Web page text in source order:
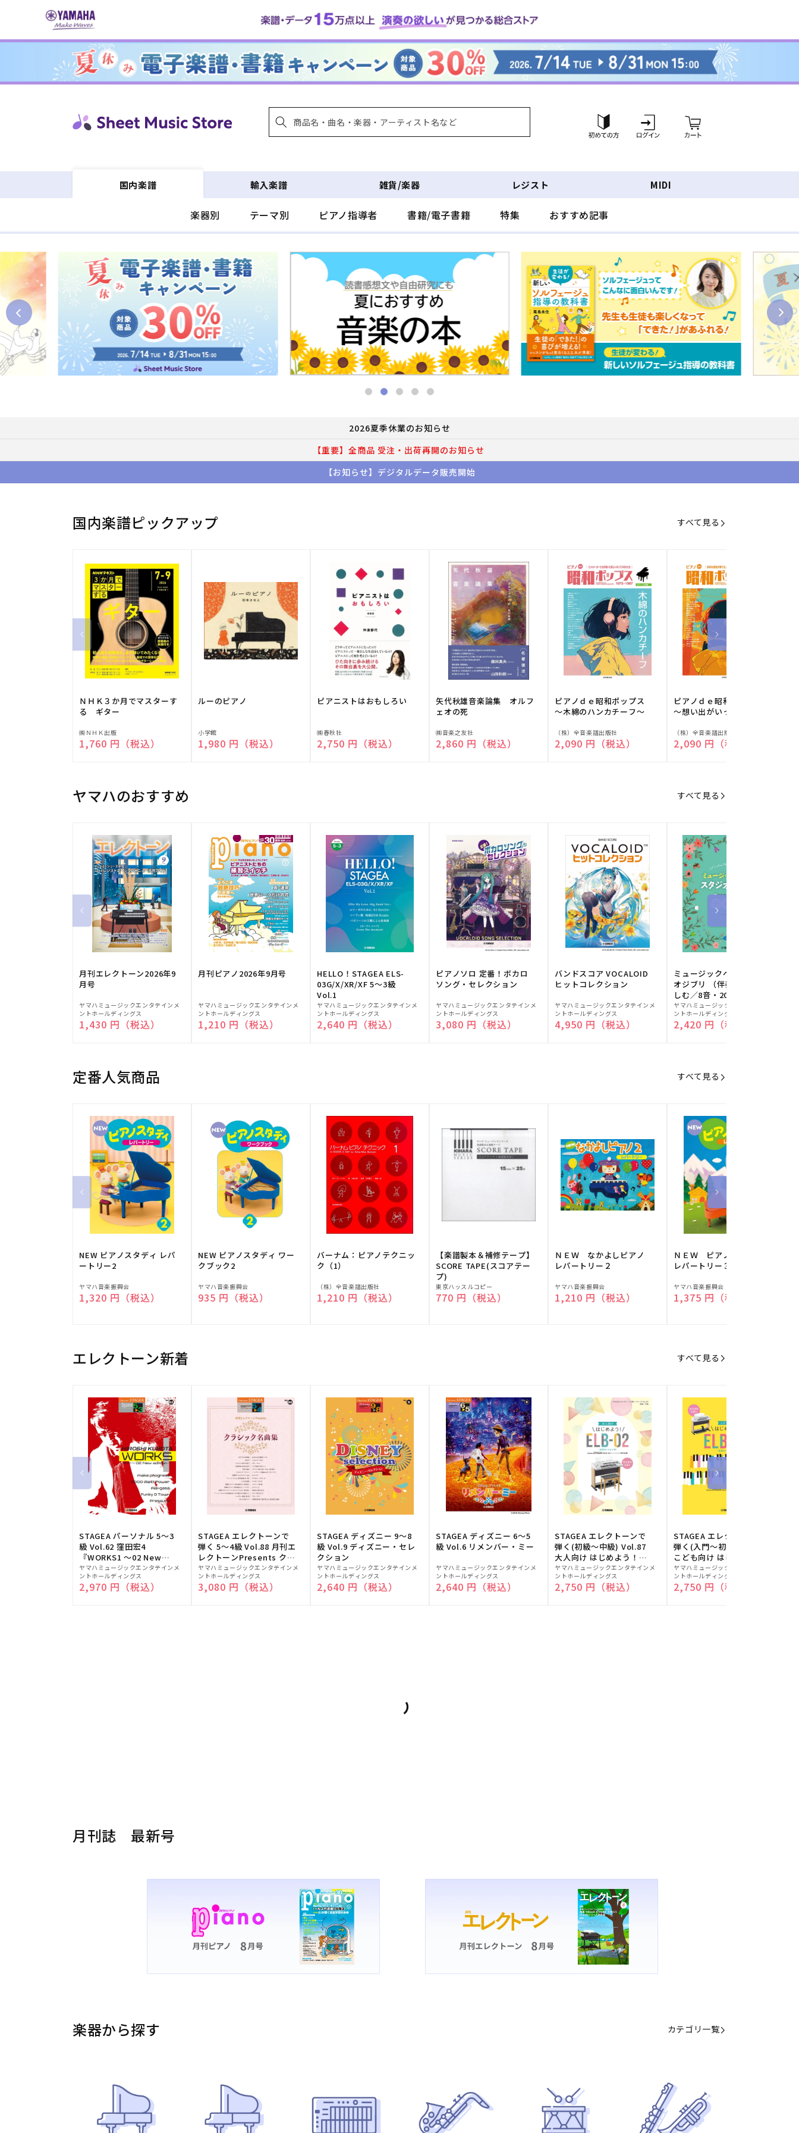
ンツに
グ
イ
ー
ト
国内楽譜
楽器別 テーマ別 ピアノ指導者 書籍/電子書籍 特集 おすすめ記事
輸入楽譜 雑貨/楽器 レジスト MIDI
2026夏季休業のお知らせ
【重要】全商品 受注・出荷再開のお知らせ
【お知らせ】デジタルデータ販売開始
国内楽譜ピックアップ すべて見る
ＮＨＫ３か月でマスターす
る ギター
販
売
㈱ＮＨＫ出版
通常価格
1,760 円（税込）
ルーのピアノ
販
売
小学館
通常価格
1,980 円（税込）
ピアニストはおもしろい
販
売
㈱春秋社
通常価格
2,750 円（税込）
矢代秋雄音楽論集 オルフ
ェオの死
販
売
㈱音楽之友社
通常価格
2,860 円（税込）
ピアノｄｅ昭和ポップス
～木綿のハンカチーフ～
販
売
（株）全音楽譜出版社
通常価格
2,090 円（税込）
ピアノｄｅ昭和ポップス
～想い出がいっぱい～
販
売
（株）全音楽譜出版社
通常価格
2,090 円（税込）
ヤマハのおすすめ すべて見る
月刊エレクトーン2026年9
月号
販
売
元:
ヤマハミュージックエンタテインメ
ントホールディングス
通常価格
1,430 円（税込）
月刊ピアノ2026年9月号
販
売
元:
ヤマハミュージックエンタテインメ
ントホールディングス
通常価格
1,210 円（税込）
HELLO！STAGEA ELS-
03G/X/XR/XF 5～3級
Vol.1
販
売
元:
ヤマハミュージックエンタテインメ
ントホールディングス
通常価格
2,640 円（税込）
ピアノソロ 定番！ボカロ
ソング・セレクション
販
売
元:
ヤマハミュージックエンタテインメ
ントホールディングス
通常価格
3,080 円（税込）
バンドスコア VOCALOID
ヒットコレクション
販
売
元:
ヤマハミュージックエンタテインメ
ントホールディングス
通常価格
4,950 円（税込）
ミュージックベルでスタジ
オジブリ （伴奏音源と楽
しむ／8音・20音ベル対応
／ドレミふりがな付）
販
売
元:
ヤマハミュージックエンタテインメ
ントホールディングス
通常価格
2,420 円（税込）
定番人気商品 すべて見る
NEW ピアノスタディ レパ
ートリー2
販
売
ヤマハ音楽振興会
通常価格
1,320 円（税込）
NEW ピアノスタディ ワー
クブック2
販
売
ヤマハ音楽振興会
通常価格
935 円（税込）
バーナム：ピアノテクニッ
ク（1）
販
売
（株）全音楽譜出版社
通常価格
1,210 円（税込）
【楽譜製本＆補修テープ】
SCORE TAPE(スコアテー
プ)
販
売
東京ハッスルコピー
通常価格
770 円（税込）
ＮＥＷ なかよしピアノ
レパートリー２
販
売
ヤマハ音楽振興会
通常価格
1,210 円（税込）
ＮＥＷ ピアノスタディ
レパートリー３
販
売
ヤマハ音楽振興会
通常価格
1,375 円（税込）
エレクトーン新着 すべて見る
STAGEA パーソナル 5～3
級 Vol.62 窪田宏4
『WORKS1 ～02 New
edition～』
販
売
元:
ヤマハミュージックエンタテインメ
ントホールディングス
通常価格
2,970 円（税込）
STAGEA エレクトーンで
弾く 5～4級 Vol.88 月刊エ
レクトーンPresents クラ
シック名曲集
販
売
元:
ヤマハミュージックエンタテインメ
ントホールディングス
通常価格
3,080 円（税込）
STAGEA ディズニー 9～8
級 Vol.9 ディズニー・セレ
クション
販
売
元:
ヤマハミュージックエンタテインメ
ントホールディングス
通常価格
2,640 円（税込）
STAGEA ディズニー 6～5
級 Vol.6 リメンバー・ミー
販
売
元:
ヤマハミュージックエンタテインメ
ントホールディングス
通常価格
2,640 円（税込）
STAGEA エレクトーンで
弾く(初級～中級) Vol.87
大人向け はじめよう！
ELB-02(楽器のトリセツ
付)
販
売
元:
ヤマハミュージックエンタテインメ
ントホールディングス
通常価格
2,750 円（税込）
STAGEA エレクトーンで
弾く(入門～初級) Vol.86
こども向け はじめよう！
ELB-02(楽器のトリセツ
付)
販
売
元:
ヤマハミュージックエンタテインメ
ントホールディングス
通常価格
2,750 円（税込）
月刊誌 最新号
楽器から探す カテゴリ一覧